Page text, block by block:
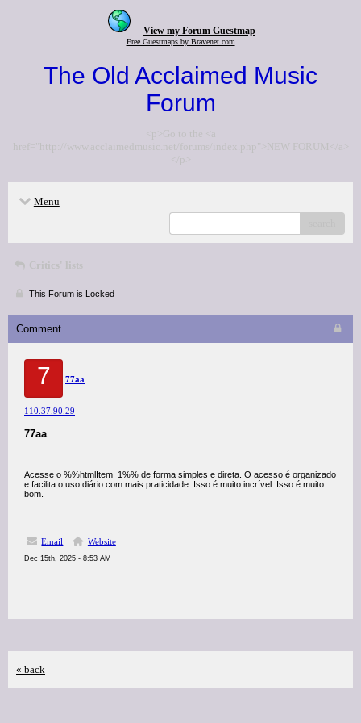
View my Forum Guestmap
Free Guestmaps by Bravenet.com
The Old Acclaimed Music
Forum
<p>Go to the <a
href="http://www.acclaimedmusic.net/forums/index.php">NEW FORUM</a>
</p>
Menu
Critics' lists
This Forum is Locked
Comment
7 77aa
110.37.90.29
77aa
Acesse o %%htmlItem_1%% de forma simples e direta. O acesso é organizado
e facilita o uso diário com mais praticidade. Isso é muito incrível. Isso é muito
bom.
Email Website
Dec 15th, 2025 - 8:53 AM
« back